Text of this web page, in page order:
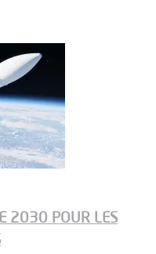
2030 POUR LES